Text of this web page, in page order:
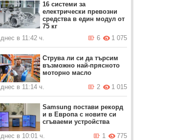
16 системи за
електрически превозни
средства в един модул от
75 кг
днес в 11:42 ч.
1 075
6
Струва ли си да търсим
възможно най-прясното
моторно масло
днес в 11:14 ч.
1 015
2
Samsung постави рекорд
и в Европа с новите си
сгъваеми устройства
днес в 10:01 ч.
775
1